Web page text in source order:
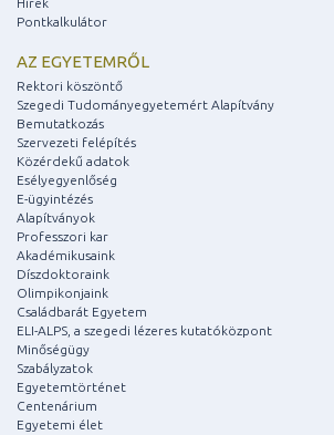
Pontkalkulátor
AZ EGYETEMRŐL
Rektori köszöntő
Szegedi Tudományegyetemért Alapítvány
Bemutatkozás
Szervezeti felépítés
Közérdekű adatok
Esélyegyenlőség
E-ügyintézés
Alapítványok
Professzori kar
Akadémikusaink
Díszdoktoraink
Olimpikonjaink
Családbarát Egyetem
ELI-ALPS, a szegedi lézeres kutatóközpont
Minőségügy
Szabályzatok
Egyetemtörténet
Centenárium
Egyetemi élet